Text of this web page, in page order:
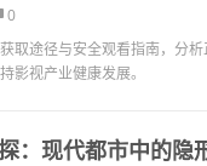
0
取途径与安全观看指南，分
影视产业健康发展。
：现代都市中的隐